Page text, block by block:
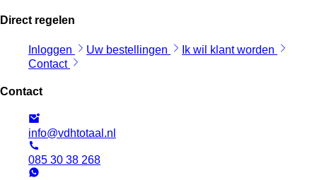
Direct regelen
Inloggen Uw bestellingen
Ik wil klant worden
Contact
Contact
info@vdhtotaal.nl
085 30 38 268